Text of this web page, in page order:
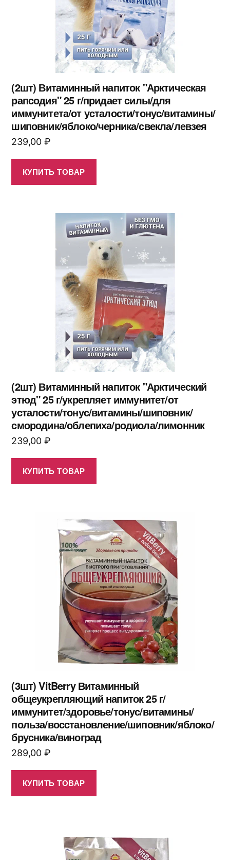
(2шт) Витаминный напиток "Арктическая
рапсодия" 25 г/придает силы/для
иммунитета/от усталости/тонус/витамины/
шиповник/яблоко/черника/свекла/левзея
239,00 ₽
КУПИТЬ ТОВАР
(2шт) Витаминный напиток "Арктический
этюд" 25 г/укрепляет иммунитет/от
усталости/тонус/витамины/шиповник/
смородина/облепиха/родиола/лимонник
239,00 ₽
КУПИТЬ ТОВАР
(3шт) VitBerry Витаминный
общеукрепляющий напиток 25 г/
иммунитет/здоровье/тонус/витамины/
польза/восстановление/шиповник/яблоко/
брусника/виноград
289,00 ₽
КУПИТЬ ТОВАР